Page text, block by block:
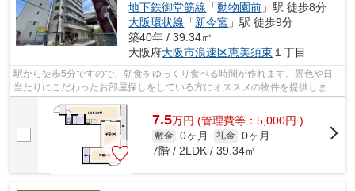
地下鉄御堂筋線 「動物園前 」駅 徒歩8分
大阪環状線 「新今宮 」駅 徒歩9分
築40年 / 39.34㎡
大阪府大阪市浪速区恵美須東 １丁目
駅から徒歩5分ですので、朝食をゆっくり食べる時間が作れます。景色や日
当たりにこだわったお部屋探しをしている方にオススメの物件を提供しま
7.5万円 (管理費等：5,000円 )
敷金 0ヶ月 礼金 0ヶ月
7階 / 2LDK / 39.34㎡